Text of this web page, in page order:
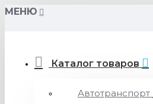
МЕНЮ
Каталог товаров
Автотранспорт